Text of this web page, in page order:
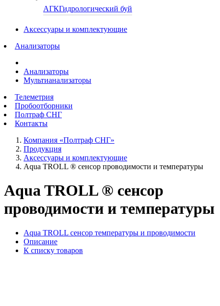
АГКГидрологический буй
Аксессуары и комплектующие
Анализаторы
Анализаторы
Мультианализаторы
Телеметрия
Пробоотборники
Полтраф СНГ
Контакты
Компания «Полтраф СНГ»
Продукция
Аксессуары и комплектующие
Aqua TROLL ® сенсор проводимости и температуры
Aqua TROLL ® сенсор
проводимости и температуры
Aqua TROLL сенсор температуры и проводимости
Описание
К списку товаров